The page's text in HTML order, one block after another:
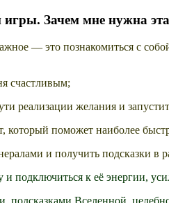
Зачем мне нужна
— это познакомиться с
счастливым;
реализации желания и
который поможет наиболее
и получить подсказки в
подключиться к её энергии,
Вселенной,